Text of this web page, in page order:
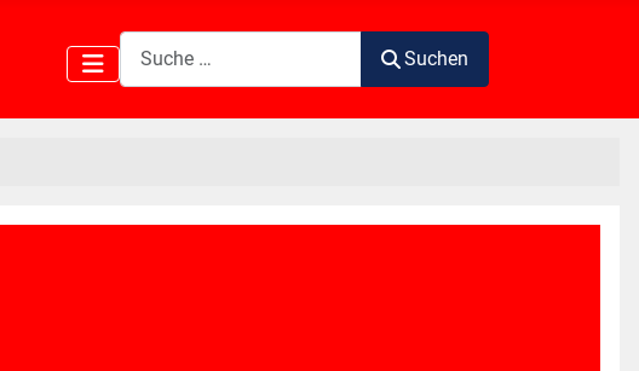
Suchen
Suchen